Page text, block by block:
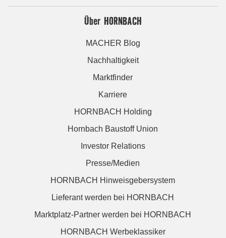
Über HORNBACH
MACHER Blog
Nachhaltigkeit
Marktfinder
Karriere
HORNBACH Holding
Hornbach Baustoff Union
Investor Relations
Presse/Medien
HORNBACH Hinweisgebersystem
Lieferant werden bei HORNBACH
Marktplatz-Partner werden bei HORNBACH
HORNBACH Werbeklassiker